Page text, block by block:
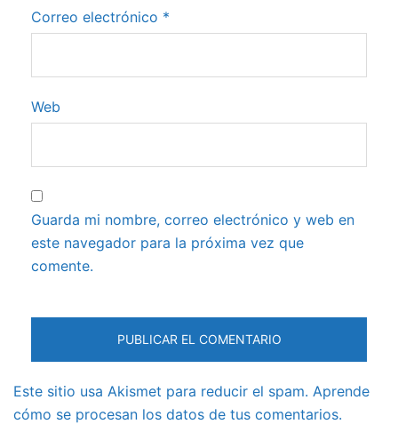
Correo electrónico *
Web
Guarda mi nombre, correo electrónico y web en
este navegador para la próxima vez que
comente.
Este sitio usa Akismet para reducir el spam. Aprende
cómo se procesan los datos de tus comentarios.